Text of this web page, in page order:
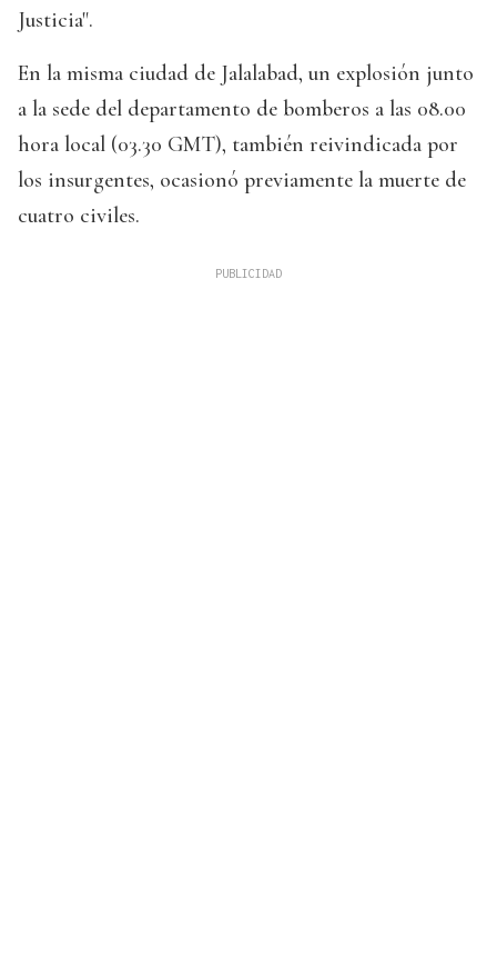
Justicia".
En la misma ciudad de Jalalabad, un explosión junto
a la sede del departamento de bomberos a las 08.00
hora local (03.30 GMT), también reivindicada por
los insurgentes, ocasionó previamente la muerte de
cuatro civiles.